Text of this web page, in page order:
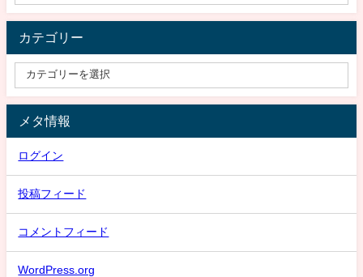
カテゴリー
メタ情報
ログイン
投稿フィード
コメントフィード
WordPress.org